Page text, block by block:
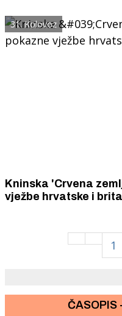
31. Kolovoz
Kninska 'Crvena
vježbe hrvatske i
1
ČASOPIS